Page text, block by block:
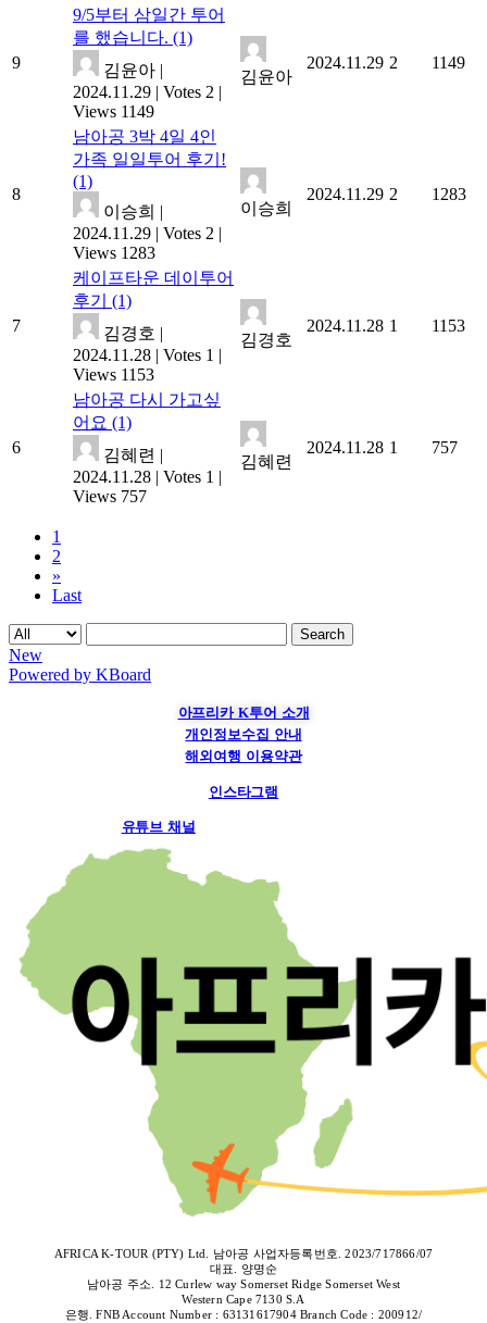
9
9/5부터 삼일간 투어
를 했습니다. (1)
김윤아 |
2024.11.29 | Votes 2 |
Views 1149
김윤아
2024.11.29 2 1149
8
남아공 3박 4일 4인
가족 일일투어 후기!
(1)
이승희 |
2024.11.29 | Votes 2 |
Views 1283
이승희
2024.11.29 2 1283
7
케이프타운 데이투어
후기 (1)
김경호 |
2024.11.28 | Votes 1 |
Views 1153
김경호
2024.11.28 1 1153
6
남아공 다시 가고싶
어요 (1)
김혜련 |
2024.11.28 | Votes 1 |
Views 757
김혜련
2024.11.28 1 757
1
2
»
Last
Search
New
Powered by KBoard
아프리카 K투어 소개
개인정보수집 안내
해외여행 이용약관
인스타그램
유튜브 채널
AFRICA K-TOUR (PTY) Ltd. 남아공 사업자등록번호. 2023/717866/07
대표. 양명순
남아공 주소. 12 Curlew way Somerset Ridge Somerset West
Western Cape 7130 S.A
은행. FNB Account Number : 63131617904 Branch Code : 200912/